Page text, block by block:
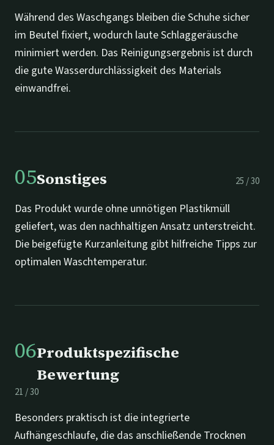
Während des Waschgangs bleiben die Schuhe sicher
im Beutel fixiert, wodurch laute Schlaggeräusche
minimiert werden. Das Reinigungsergebnis ist durch
die gute Wasserdurchlässigkeit des Materials
einwandfrei.
05Sonstiges 25 /30
Das Produkt wurde ohne unnötigen Plastikmüll
geliefert, was den nachhaltigen Ansatz unterstreicht.
Die beigefügte Kurzanleitung gibt hilfreiche Tipps zur
optimalen Waschtemperatur.
06Produktspezifische
Bewertung
21 /30
Besonders praktisch ist die integrierte
Aufhängeschlaufe, die das anschließende Trocknen